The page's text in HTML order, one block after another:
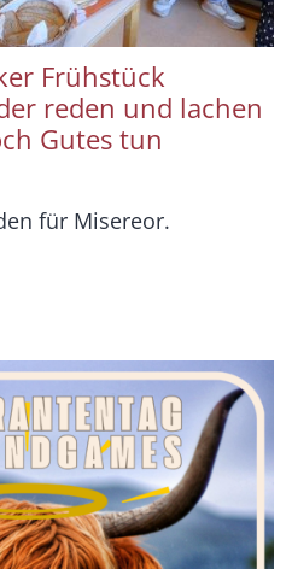
Frühstück
reden und lachen
Gutes tun
für Misereor.